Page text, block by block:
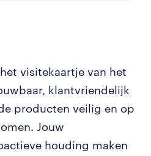
visitekaartje van het
klantvriendelijk
producten veilig en op
Jouw
houding maken